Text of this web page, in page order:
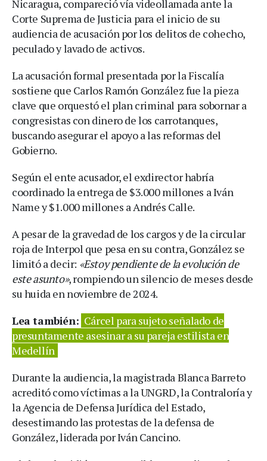
Nicaragua, compareció vía videollamada ante la
Corte Suprema de Justicia para el inicio de su
audiencia de acusación por los delitos de cohecho,
peculado y lavado de activos.
La acusación formal presentada por la Fiscalía
sostiene que Carlos Ramón González fue la pieza
clave que orquestó el plan criminal para sobornar a
congresistas con dinero de los carrotanques,
buscando asegurar el apoyo a las reformas del
Gobierno.
Según el ente acusador, el exdirector habría
coordinado la entrega de $3.000 millones a Iván
Name y $1.000 millones a Andrés Calle.
A pesar de la gravedad de los cargos y de la circular
roja de Interpol que pesa en su contra, González se
limitó a decir: «Estoy pendiente de la evolución de
este asunto», rompiendo un silencio de meses desde
su huida en noviembre de 2024.
Lea también: Cárcel para sujeto señalado de
presuntamente asesinar a su pareja estilista en
Medellín
Durante la audiencia, la magistrada Blanca Barreto
acreditó como víctimas a la UNGRD, la Contraloría y
la Agencia de Defensa Jurídica del Estado,
desestimando las protestas de la defensa de
González, liderada por Iván Cancino.